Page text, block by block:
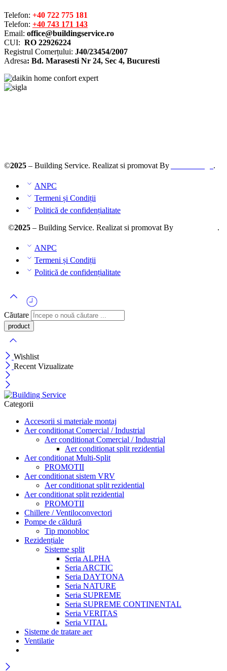
Telefon: +40 722 775 181
Telefon: +40 743 171 143
Email: office@buildingservice.ro
CUI: RO 22926224
Registrul Comerțului: J40/23454/2007
Adresa: Bd. Marasesti Nr 24, Sec 4, Bucuresti
©2025 – Building Service. Realizat si promovat By .
ANPC
Termeni și Condiții
Politică de confidențialitate
©2025– Building Service. Realizat si promovat By .
ANPC
Termeni și Condiții
Politică de confidențialitate
Căutare
Wishlist
Recent Vizualizate
Categorii
Accesorii si materiale montaj
Aer conditionat Comercial / Industrial
Aer conditionat Comercial / Industrial
Aer conditionat split rezidential
Aer conditionat Multi-Split
PROMOTII
Aer conditionat sistem VRV
Aer conditionat split rezidential
Aer conditionat split rezidential
PROMOTII
Chillere / Ventiloconvectori
Pompe de căldură
Tip monobloc
Rezidențiale
Sisteme split
Seria ALPHA
Seria ARCTIC
Seria DAYTONA
Seria NATURE
Seria SUPREME
Seria SUPREME CONTINENTAL
Seria VERITAS
Seria VITAL
Sisteme de tratare aer
Ventilatie